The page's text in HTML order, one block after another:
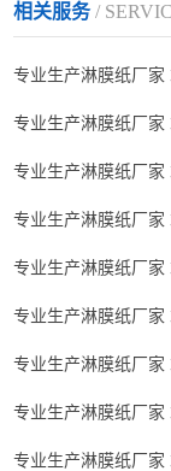
相关服务/
专业生产淋膜纸厂家
专业生产淋膜纸厂
专业生产淋膜纸厂
专业生产淋膜纸厂家
专业生产淋膜纸厂
专业生产淋膜纸厂
专业生产淋膜纸厂家
专业生产淋膜纸厂家
专业生产淋膜纸厂